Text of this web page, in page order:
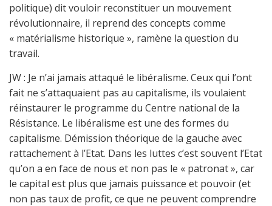
politique) dit vouloir reconstituer un mouvement
révolutionnaire, il reprend des concepts comme
« matérialisme historique », ramène la question du
travail.
JW : Je n’ai jamais attaqué le libéralisme. Ceux qui l’ont
fait ne s’attaquaient pas au capitalisme, ils voulaient
réinstaurer le programme du Centre national de la
Résistance. Le libéralisme est une des formes du
capitalisme. Démission théorique de la gauche avec
rattachement à l’Etat. Dans les luttes c’est souvent l’Etat
qu’on a en face de nous et non pas le « patronat », car
le capital est plus que jamais puissance et pouvoir (et
non pas taux de profit, ce que ne peuvent comprendre